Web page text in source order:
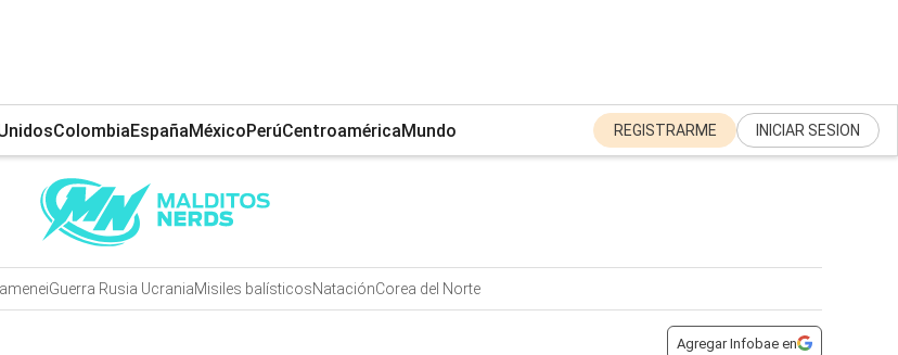
ColombiaEspañaMéxicoPerúCentroaméricaMundo REGISTRARME INICIAR SESION
Guerra Rusia UcraniaMisiles balísticosNataciónCorea del Norte
Agregar Infobae en